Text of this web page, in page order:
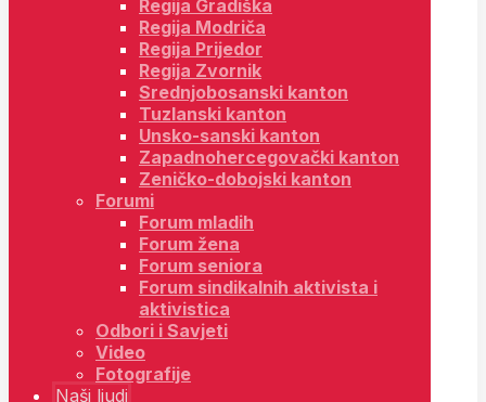
Regija Gradiška
Regija Modriča
Regija Prijedor
Regija Zvornik
Srednjobosanski kanton
Tuzlanski kanton
Unsko-sanski kanton
Zapadnohercegovački kanton
Zeničko-dobojski kanton
Forumi
Forum mladih
Forum žena
Forum seniora
Forum sindikalnih aktivista i
aktivistica
Odbori i Savjeti
Video
Fotografije
Naši ljudi